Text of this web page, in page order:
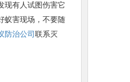
现有人试图伤害它
蚁害现场，不要随
防治公司 联系灭